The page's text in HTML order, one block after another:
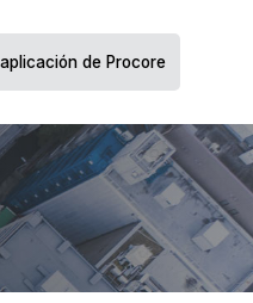
de Procore